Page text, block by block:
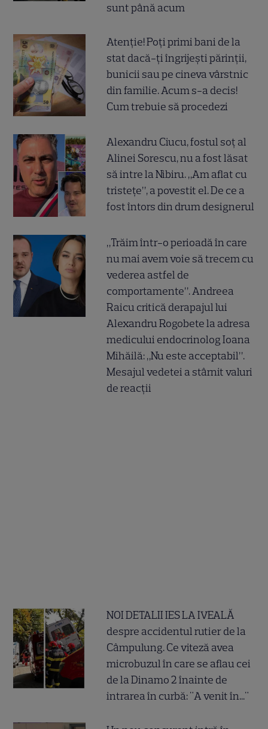
sunt până acum
Atenție! Poți primi bani de la
stat dacă-ți îngrijești părinții,
bunicii sau pe cineva vârstnic
din familie. Acum s-a decis!
Cum trebuie să procedezi
Alexandru Ciucu, fostul soț al
Alinei Sorescu, nu a fost lăsat
să intre la Nibiru. „Am aflat cu
tristețe”, a povestit el. De ce a
fost întors din drum designerul
„Trăim într-o perioadă în care
nu mai avem voie să trecem cu
vederea astfel de
comportamente”. Andreea
Raicu critică derapajul lui
Alexandru Rogobete la adresa
medicului endocrinolog Ioana
Mihăilă: „Nu este acceptabil”.
Mesajul vedetei a stârnit valuri
de reacții
NOI DETALII IES LA IVEALĂ
despre accidentul rutier de la
Câmpulung. Ce viteză avea
microbuzul în care se aflau cei
de la Dinamo 2 înainte de
intrarea în curbă: "A venit în..."